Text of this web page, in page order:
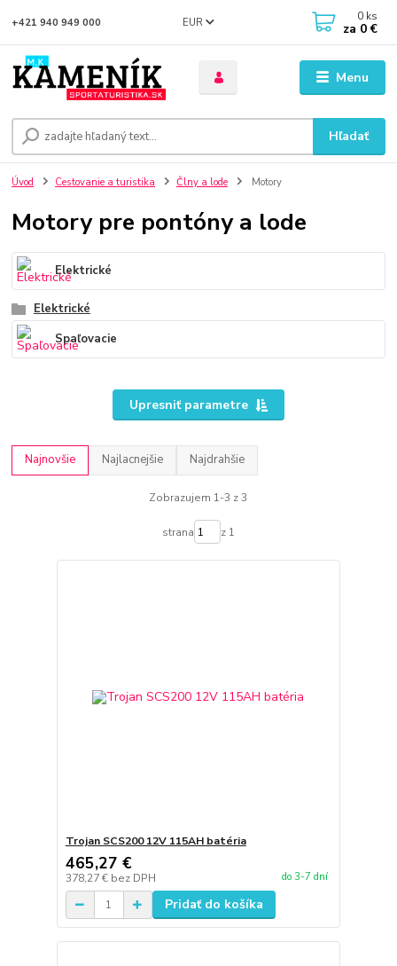
Menu
EUR
Hľadať
+421 940 949 000 0 ks
za 0 €
Úvod Cestovanie a turistika Člny a lode Motory
Motory pre pontóny a lode
Elektrické
Elektrické
Spaľovacie
Upresniť parametre
Najnovšie Najlacnejšie Najdrahšie
Zobrazujem 1-3 z 3
strana z 1
Trojan SCS200 12V 115AH batéria
465,27 €
378,27 € bez DPH do 3-7 dní
Pridať do košíka